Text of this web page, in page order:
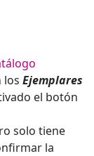
los Ejemplares
el botón
solo tiene
la